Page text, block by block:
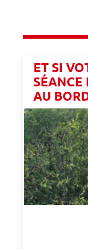
ET SI
SÉANCE
AU